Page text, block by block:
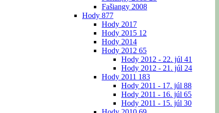
Fašiangy 2008
Hody 877
Hody 2017
Hody 2015 12
Hody 2014
Hody 2012 65
Hody 2012 - 22. júl 41
Hody 2012 - 21. júl 24
Hody 2011 183
Hody 2011 - 17. júl 88
Hody 2011 - 16. júl 65
Hody 2011 - 15. júl 30